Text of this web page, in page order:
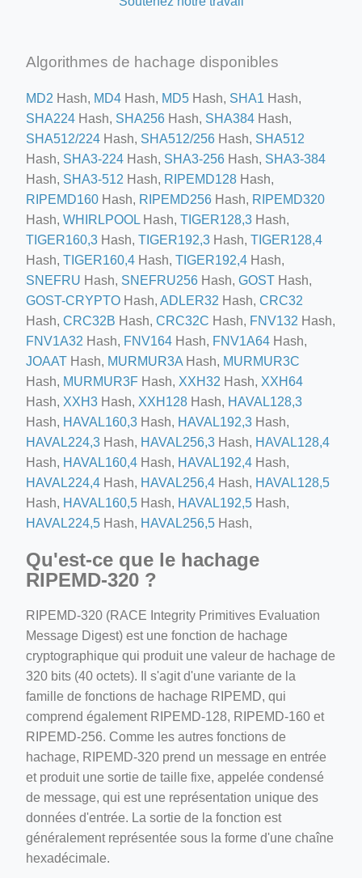
feed-calculator
work?lat=37.49813&lng=127.0284&zoom=16
shredder-plant-equipment/scrap-shredder-fabrication
Algorithmes de hachage disponibles
MD2 Hash, MD4 Hash, MD5 Hash, SHA1 Hash,
SHA224 Hash, SHA256 Hash, SHA384 Hash,
SHA512/224 Hash, SHA512/256 Hash, SHA512
Hash, SHA3-224 Hash, SHA3-256 Hash, SHA3-384
Hash, SHA3-512 Hash, RIPEMD128 Hash,
RIPEMD160 Hash, RIPEMD256 Hash, RIPEMD320
Hash, WHIRLPOOL Hash, TIGER128,3 Hash,
TIGER160,3 Hash, TIGER192,3 Hash, TIGER128,4
Hash, TIGER160,4 Hash, TIGER192,4 Hash,
SNEFRU Hash, SNEFRU256 Hash, GOST Hash,
GOST-CRYPTO Hash, ADLER32 Hash, CRC32
Hash, CRC32B Hash, CRC32C Hash, FNV132 Hash,
FNV1A32 Hash, FNV164 Hash, FNV1A64 Hash,
JOAAT Hash, MURMUR3A Hash, MURMUR3C
Hash, MURMUR3F Hash, XXH32 Hash, XXH64
Hash, XXH3 Hash, XXH128 Hash, HAVAL128,3
Hash, HAVAL160,3 Hash, HAVAL192,3 Hash,
HAVAL224,3 Hash, HAVAL256,3 Hash, HAVAL128,4
Hash, HAVAL160,4 Hash, HAVAL192,4 Hash,
HAVAL224,4 Hash, HAVAL256,4 Hash, HAVAL128,5
Hash, HAVAL160,5 Hash, HAVAL192,5 Hash,
HAVAL224,5 Hash, HAVAL256,5 Hash,
Qu'est-ce que le hachage
RIPEMD-320 ?
RIPEMD-320 (RACE Integrity Primitives Evaluation
Message Digest) est une fonction de hachage
cryptographique qui produit une valeur de hachage de
320 bits (40 octets). Il s'agit d'une variante de la
famille de fonctions de hachage RIPEMD, qui
comprend également RIPEMD-128, RIPEMD-160 et
RIPEMD-256. Comme les autres fonctions de
hachage, RIPEMD-320 prend un message en entrée
et produit une sortie de taille fixe, appelée condensé
de message, qui est une représentation unique des
données d'entrée. La sortie de la fonction est
généralement représentée sous la forme d'une chaîne
hexadécimale.